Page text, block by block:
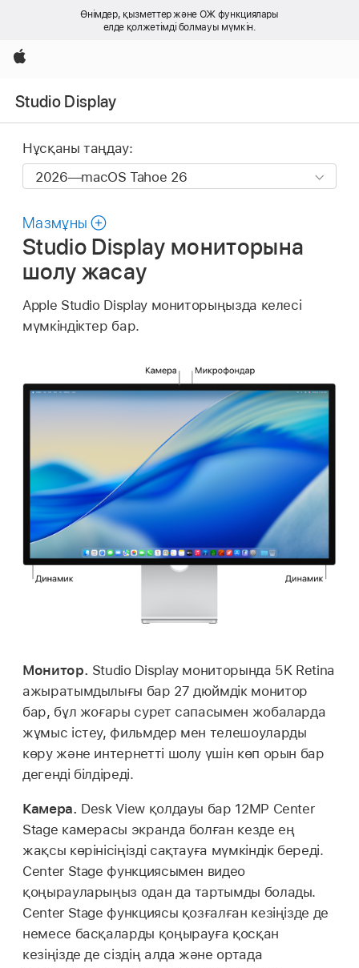
Өнімдер, қызметтер және ОЖ функциялары
елде қолжетімді болмауы мүмкін.
Apple
Studio Display
Нұсқаны таңдау:
Мазмұны
Studio Display мониторына
шолу жасау
Apple Studio Display мониторыңызда келесі
мүмкіндіктер бар.
Монитор. Studio Display мониторында 5K Retina
ажыратымдылығы бар 27 дюймдік монитор
бар, бұл жоғары сурет сапасымен жобаларда
жұмыс істеу, фильмдер мен телешоуларды
көру және интернетті шолу үшін көп орын бар
дегенді білдіреді.
Камера. Desk View қолдауы бар 12MP Center
Stage камерасы экранда болған кезде ең
жақсы көрінісіңізді сақтауға мүмкіндік береді.
Center Stage функциясымен видео
қоңырауларыңыз одан да тартымды болады.
Center Stage функциясы қозғалған кезіңізде де
немесе басқаларды қоңырауға қосқан
кезіңізде де сіздің алда және ортада